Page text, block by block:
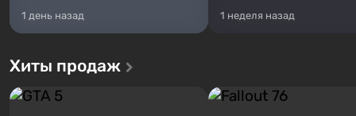
1 день назад 1 неделя назад
Хиты продаж